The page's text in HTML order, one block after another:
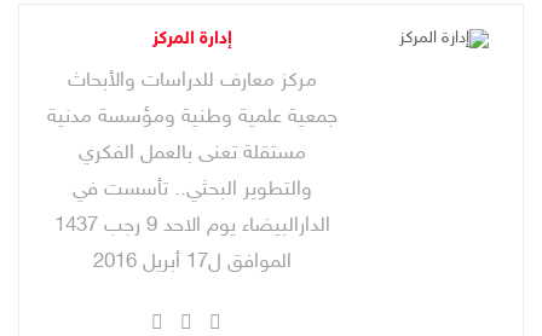
إدارة المركز
مركز معارف للدراسات والأبحاث
جمعية علمية وطنية ومؤسسة مدنية
مستقلة تعنى بالعمل الفكري
والتطوير البحثي.. تأسست في
الدارالبيضاء يوم الاحد 9 رجب 1437
الموافق ل17 أبريل 2016